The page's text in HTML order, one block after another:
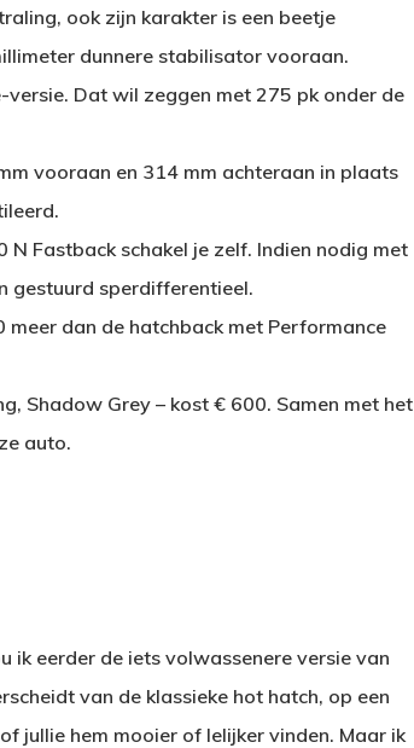
ook zijn karakter is een beetje
dunnere stabilisator vooraan.
Dat wil zeggen met 275 pk onder de
vooraan en 314 mm achteraan in plaats
Fastback schakel je zelf. Indien nodig met
gestuurd sperdifferentieel.
dan de hatchback met Performance
Shadow Grey – kost € 600. Samen met het
auto.
ik eerder de iets volwassenere versie van
van de klassieke hot hatch, op een
jullie hem mooier of lelijker vinden. Maar ik